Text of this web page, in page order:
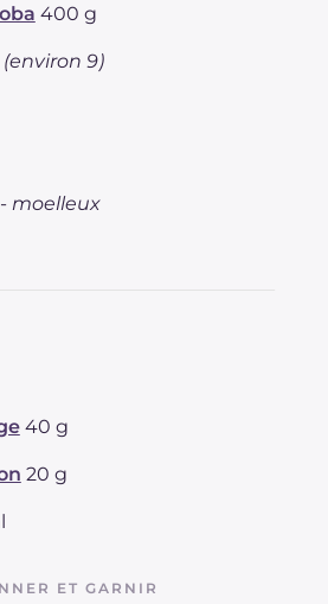
400 g
(environ 9)
moelleux
40 g
20 g
ET GARNIR